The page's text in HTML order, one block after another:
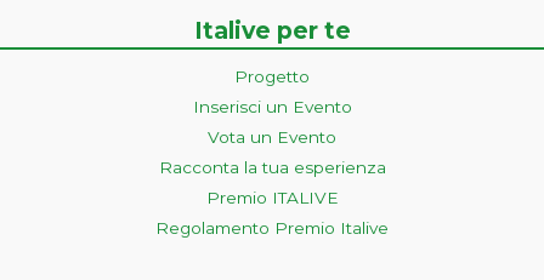
Italive per te
Progetto
Inserisci un Evento
Vota un Evento
Racconta la tua esperienza
Premio ITALIVE
Regolamento Premio Italive